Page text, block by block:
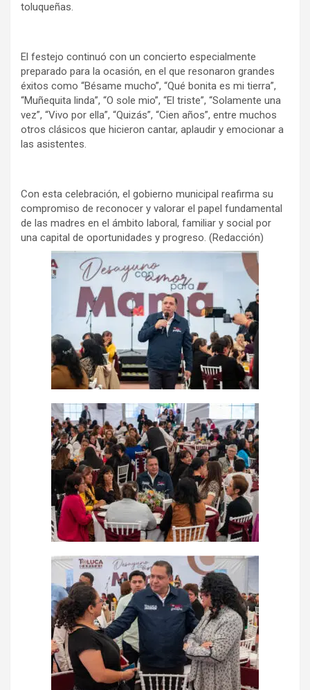
toluqueñas.
El festejo continuó con un concierto especialmente
preparado para la ocasión, en el que resonaron grandes
éxitos como “Bésame mucho”, “Qué bonita es mi tierra”,
“Muñequita linda”, “O sole mio”, “El triste”, “Solamente una
vez”, “Vivo por ella”, “Quizás”, “Cien años”, entre muchos
otros clásicos que hicieron cantar, aplaudir y emocionar a
las asistentes.
Con esta celebración, el gobierno municipal reafirma su
compromiso de reconocer y valorar el papel fundamental
de las madres en el ámbito laboral, familiar y social por
una capital de oportunidades y progreso. (Redacción)